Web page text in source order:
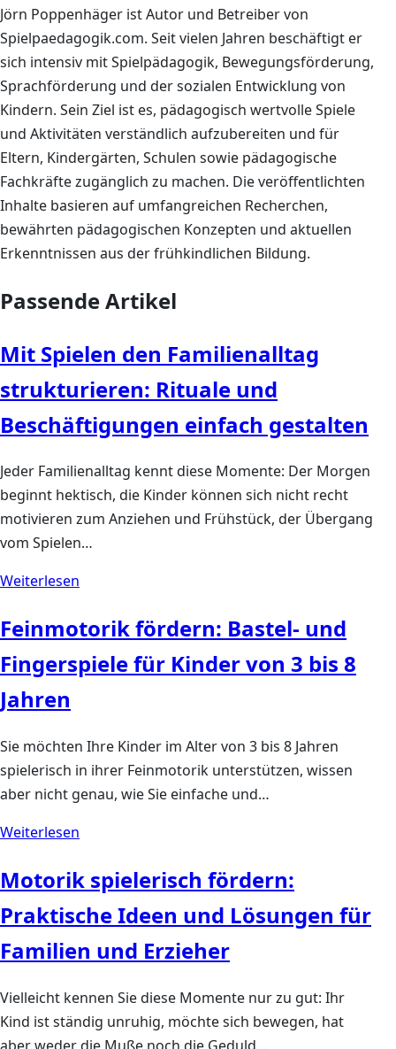
Jörn Poppenhäger ist Autor und Betreiber von
Spielpaedagogik.com. Seit vielen Jahren beschäftigt er
sich intensiv mit Spielpädagogik, Bewegungsförderung,
Sprachförderung und der sozialen Entwicklung von
Kindern. Sein Ziel ist es, pädagogisch wertvolle Spiele
und Aktivitäten verständlich aufzubereiten und für
Eltern, Kindergärten, Schulen sowie pädagogische
Fachkräfte zugänglich zu machen. Die veröffentlichten
Inhalte basieren auf umfangreichen Recherchen,
bewährten pädagogischen Konzepten und aktuellen
Erkenntnissen aus der frühkindlichen Bildung.
Passende Artikel
Mit Spielen den Familienalltag
strukturieren: Rituale und
Beschäftigungen einfach gestalten
Jeder Familienalltag kennt diese Momente: Der Morgen
beginnt hektisch, die Kinder können sich nicht recht
motivieren zum Anziehen und Frühstück, der Übergang
vom Spielen…
Weiterlesen
Feinmotorik fördern: Bastel- und
Fingerspiele für Kinder von 3 bis 8
Jahren
Sie möchten Ihre Kinder im Alter von 3 bis 8 Jahren
spielerisch in ihrer Feinmotorik unterstützen, wissen
aber nicht genau, wie Sie einfache und…
Weiterlesen
Motorik spielerisch fördern:
Praktische Ideen und Lösungen für
Familien und Erzieher
Vielleicht kennen Sie diese Momente nur zu gut: Ihr
Kind ist ständig unruhig, möchte sich bewegen, hat